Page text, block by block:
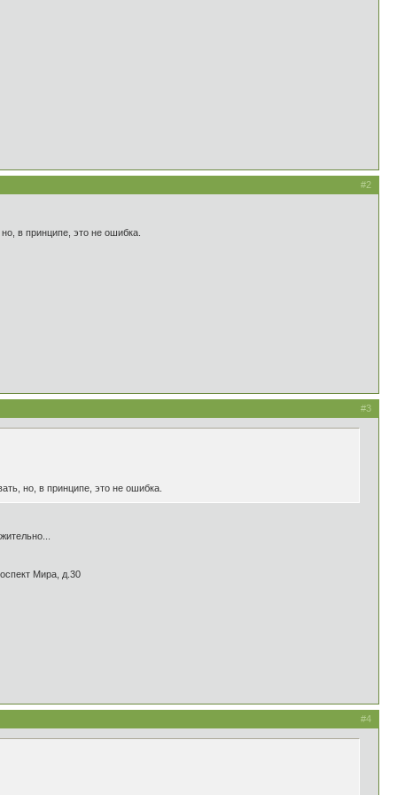
#2
в принципе, это не ошибка.
#3
но, в принципе, это не ошибка.
Мира, д.30
#4